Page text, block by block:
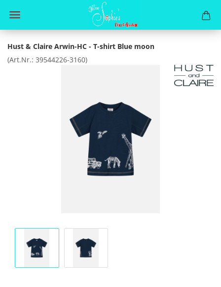
Hust & Claire Arwin-HC - T-shirt Blue moon
(Art.Nr.: 39544226-3160)